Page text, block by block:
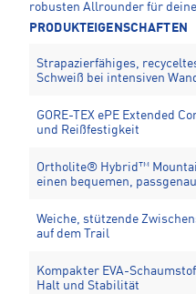
robusten Allrounder für
PRODUKTEIGENSCHAFTEN
Strapazierfähiges,
Schweiß bei intensiven
GORE-TEX ePE Extended
und Reißfestigkeit
Ortholite® Hybrid™
einen bequemen,
Weiche, stützende
auf dem Trail
Kompakter EVA-
Halt und Stabilität